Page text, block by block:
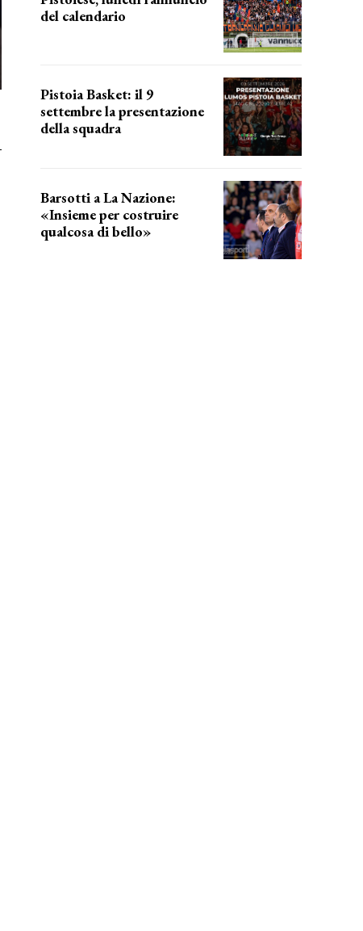
del calendario
Pistoia Basket: il 9
settembre la presentazione
della squadra
Barsotti a La Nazione:
«Insieme per costruire
qualcosa di bello»